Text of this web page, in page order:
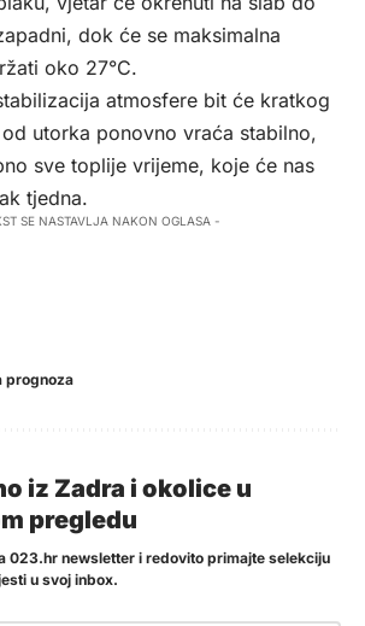
dok će se maksimalna
oko 27°C.
atmosfere bit će kratkog
utorka ponovno vraća stabilno,
sve toplije vrijeme, koje će nas
tjedna.
SE NASTAVLJA NAKON OGLASA -
prognoza
iz Zadra i okolice u
pregledu
023.hr newsletter i redovito primajte selekciju
u svoj inbox.